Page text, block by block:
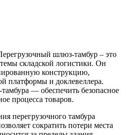
шлюз-тамбур – это
складской логистики. Он
конструкцию,
платформы и доклевеллера.
— обеспечить безопасное
процесса товаров.
перегрузочного тамбура
сократить потери места